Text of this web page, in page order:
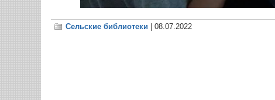
Сельские библиотеки | 08.07.2022